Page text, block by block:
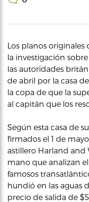
Los planos originales
la investigación
las autoridades
de abril por la casa
la copa de que la
al capitán que los
Según esta casa de
firmados el 1 de
astillero Harland and
mano que analizan
famosos
hundió en las aguas
precio de salida de